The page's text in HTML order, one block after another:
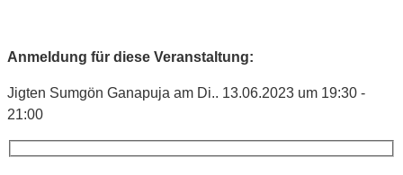
Anmeldung für diese Veranstaltung:
Jigten Sumgön Ganapuja am Di.. 13.06.2023 um 19:30 -
21:00